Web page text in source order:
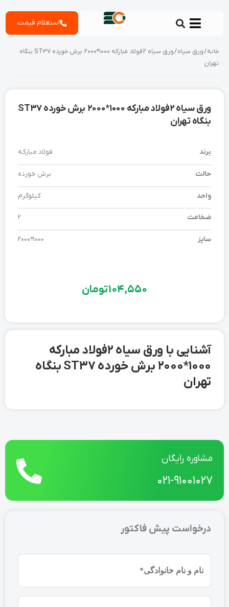
استعلام قیمت
مشاوره رایگان
021-91001027
درخواست پیش فاکتور
نام
خانه/ورق سیاه
/ ورق سیاه 2 فولاد مبارکه 1000*2000 برش خورده ST37 بنگاه
تهران
ورق سیاه 2 فولاد مبارکه 1000*2000 برش خورده ST37
بنگاه تهران
برند فولاد مبارکه
حالت برش خورده
واحد کیلوگرم
ضخامت 2
سایز 1000*2000
104,550تومان
آشنایی با ورق سیاه 2 فولاد مبارکه
1000*2000 برش خورده ST37 بنگاه
تهران